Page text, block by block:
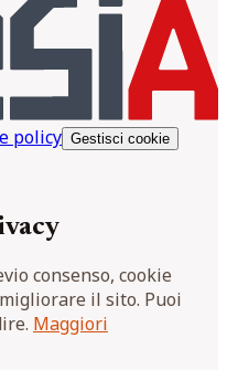
policy Gestisci cookie
consenso, cookie
il sito. Puoi
Maggiori